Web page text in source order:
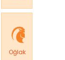
Oğlak